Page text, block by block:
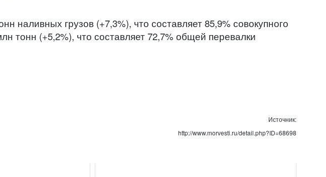
наливных грузов (+7,3%), что составляет 85,9% совокупного
тонн (+5,2%), что составляет 72,7% общей перевалки
Источник:
http://www.morvesti.ru/detail.php?ID=68698